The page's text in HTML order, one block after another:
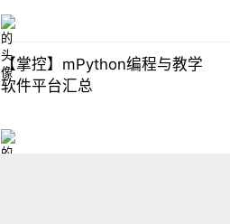
【掌控】mPython编程与教学
软件平台汇总